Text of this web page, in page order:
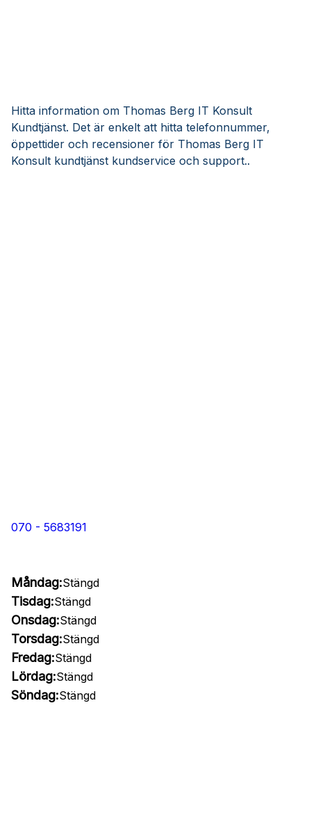
Hitta information om Thomas Berg IT Konsult
Kundtjänst. Det är enkelt att hitta telefonnummer,
öppettider och recensioner för Thomas Berg IT
Konsult kundtjänst kundservice och support..
070 - 5683191
Måndag:Stängd
Tisdag:Stängd
Onsdag:Stängd
Torsdag:Stängd
Fredag:Stängd
Lördag:Stängd
Söndag:Stängd